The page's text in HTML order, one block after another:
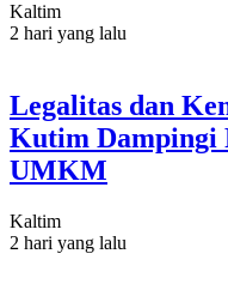
Kaltim
2 hari yang lalu
Legalitas dan
Kutim Dampingi
UMKM
Kaltim
2 hari yang lalu